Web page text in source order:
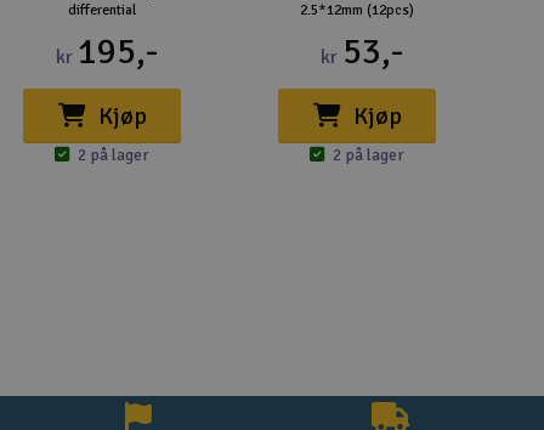
differential
kr 195,-
Kjøp
2 på lager
2.5*12mm (12pcs)
kr 53,-
Kjøp
2 på lager